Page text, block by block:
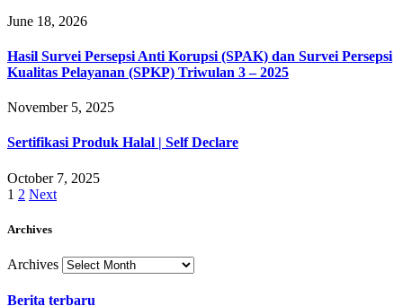
June 18, 2026
Hasil Survei Persepsi Anti Korupsi (SPAK) dan Survei Persepsi
Kualitas Pelayanan (SPKP) Triwulan 3 – 2025
November 5, 2025
Sertifikasi Produk Halal | Self Declare
October 7, 2025
1 2 Next
Archives
Archives
Berita terbaru